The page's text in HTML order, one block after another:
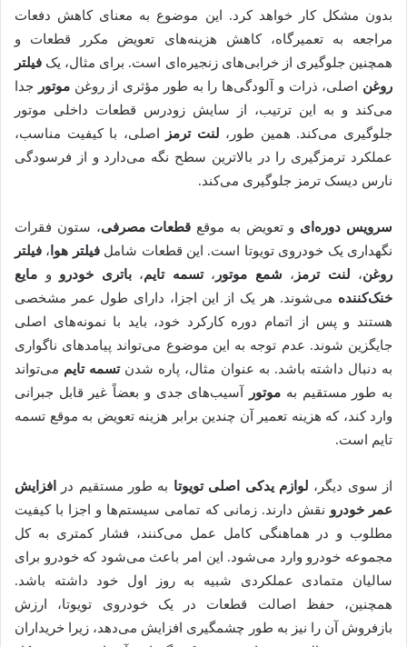
بدون مشکل کار خواهد کرد. این موضوع به معنای کاهش دفعات
مراجعه به تعمیرگاه، کاهش هزینه‌های تعویض مکرر قطعات و
همچنین جلوگیری از خرابی‌های زنجیره‌ای است. برای مثال، یک فیلتر
روغن اصلی، ذرات و آلودگی‌ها را به طور مؤثری از روغنموتور جدا
می‌کند و به این ترتیب، از سایش زودرس قطعات داخلی موتور
جلوگیری می‌کند. همین طور، لنت ترمز
اصلی، با کیفیت مناسب،
عملکرد ترمزگیری را در بالاترین سطح نگه می‌دارد و از فرسودگی
نارس دیسک ترمز جلوگیری می‌کند.
سرویس دوره‌ای و تعویض به موقع قطعات مصرفی، ستون فقرات
نگهداری یک خودروی تویوتا است. این قطعات شاملفیلتر هوا ، فیلتر
روغن، لنت ترمز ، شمع موتور ،تسمه تایم،باتری خودرو و مایع
خنک‌کننده می‌شوند. هر یک از این اجزا، دارای طول عمر مشخصی
هستند و پس از اتمام دوره کارکرد خود، باید با نمونه‌های اصلی
جایگزین شوند. عدم توجه به این موضوع می‌تواند پیامدهای ناگواری
به دنبال داشته باشد. به عنوان مثال، پاره شدنتسمه تایم می‌تواند
به طور مستقیم به موتور
آسیب‌های جدی و بعضاً غیر قابل جبرانی
وارد کند، که هزینه تعمیر آن چندین برابر هزینه تعویض به موقع تسمه
تایم است.
از سوی دیگر، لوازم یدکی اصلی تویوتا به طور مستقیم در
افزایش
عمر خودرو نقش دارند. زمانی که تمامی سیستم‌ها و اجزا با کیفیت
مطلوب و در هماهنگی کامل عمل می‌کنند، فشار کمتری به کل
مجموعه خودرو وارد می‌شود. این امر باعث می‌شود که خودرو برای
سالیان متمادی عملکردی شبیه به روز اول خود داشته باشد.
همچنین، حفظ اصالت قطعات در یک خودروی تویوتا، ارزش
بازفروش آن را نیز به طور چشمگیری افزایش می‌دهد، زیرا خریداران